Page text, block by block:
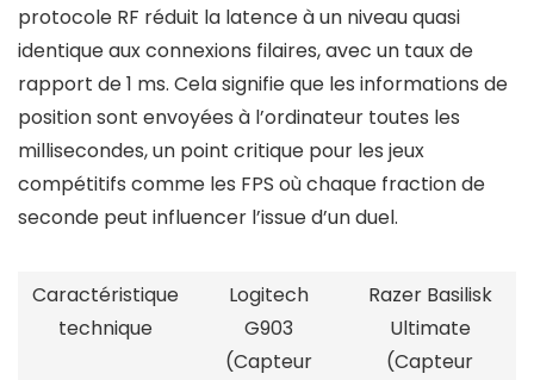
protocole RF réduit la latence à un niveau quasi
identique aux connexions filaires, avec un taux de
rapport de 1 ms. Cela signifie que les informations de
position sont envoyées à l’ordinateur toutes les
millisecondes, un point critique pour les jeux
compétitifs comme les FPS où chaque fraction de
seconde peut influencer l’issue d’un duel.
Caractéristique
technique
Logitech
G903
(Capteur
Razer Basilisk
Ultimate
(Capteur